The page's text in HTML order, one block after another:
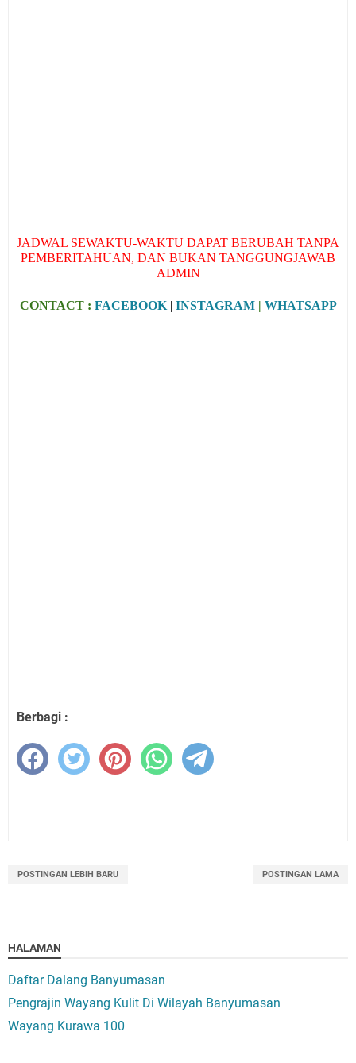
JADWAL SEWAKTU-WAKTU DAPAT BERUBAH TANPA
PEMBERITAHUAN, DAN BUKAN TANGGUNGJAWAB
ADMIN
CONTACT : FACEBOOK| INSTAGRAM| WHATSAPP
Berbagi :
POSTINGAN LEBIH BARU POSTINGAN LAMA
HALAMAN
Daftar Dalang Banyumasan
Pengrajin Wayang Kulit Di Wilayah Banyumasan
Wayang Kurawa 100